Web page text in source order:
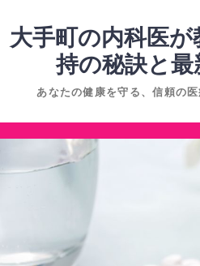
ン
へ
ス
大手町の内科医
持の秘訣と最
あなたの健康を守る、信頼の
コ
へ